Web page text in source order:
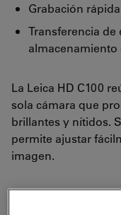
Grabación
Transferencia
almacenamiento
La Leica HD C100
sola cámara que
brillantes y nítidos.
permite ajustar
imagen.
Consulte a su